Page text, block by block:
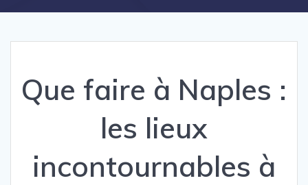
Que faire à Naples :
les lieux
incontournables à